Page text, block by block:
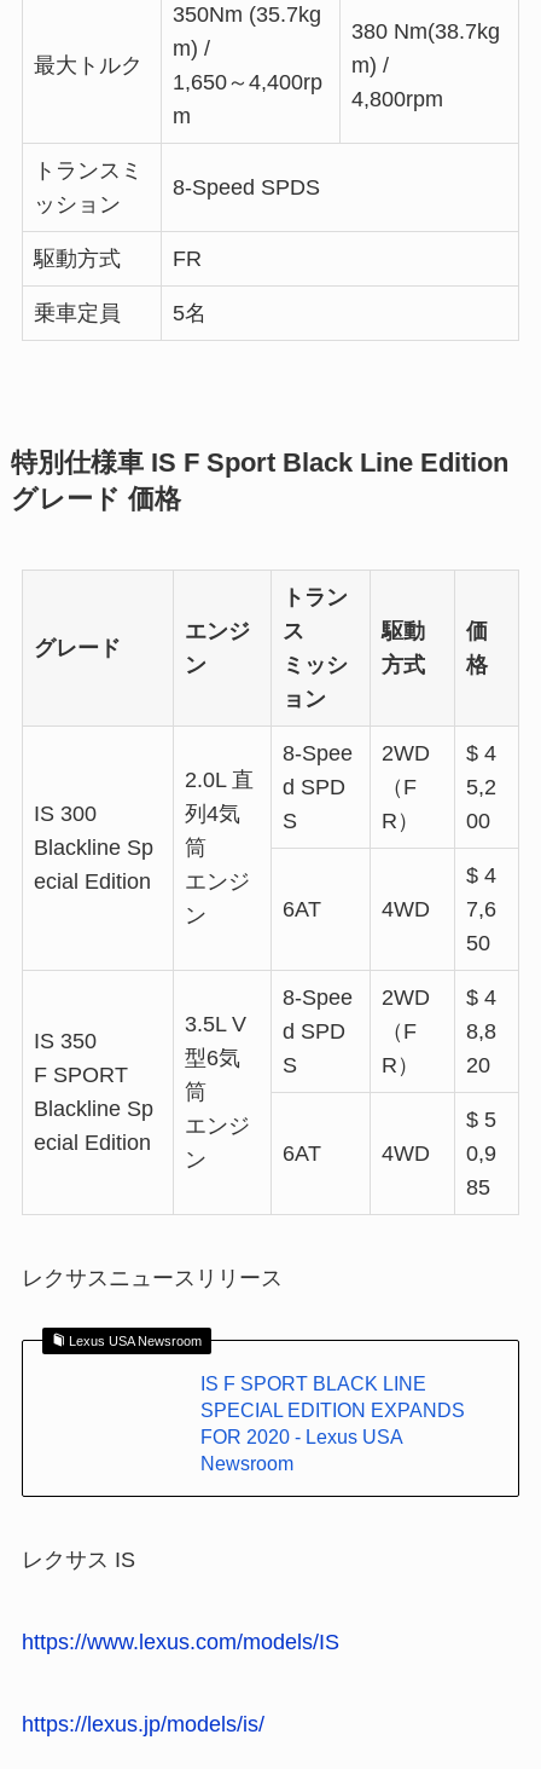
最大トルク
350Nm (35.7kg
m) /
1,650～4,400rp
m
380 Nm(38.7kg
m) /
4,800rpm
トランスミ
ッション
8-Speed SPDS
駆動方式 FR
乗車定員 5名
特別仕様車 IS F Sport Black Line Edition
グレード 価格
グレード
エンジ
ン
トラン
ス
ミッシ
ョン
駆動
方式
価
格
IS 300
Blackline Sp
ecial Edition
2.0L 直
列4気
筒
エンジ
ン
8-Spee
d SPD
S
2WD
（F
R）
$ 4
5,2
00
6AT 4WD
$ 4
7,6
50
IS 350
F SPORT
Blackline Sp
ecial Edition
3.5L V
型6気
筒
エンジ
ン
8-Spee
d SPD
S
2WD
（F
R）
$ 4
8,8
20
6AT 4WD
$ 5
0,9
85
レクサスニュースリリース
Lexus USA Newsroom
IS F SPORT BLACK LINE
SPECIAL EDITION EXPANDS
FOR 2020 - Lexus USA
Newsroom
レクサス IS
https://www.lexus.com/models/IS
https://lexus.jp/models/is/